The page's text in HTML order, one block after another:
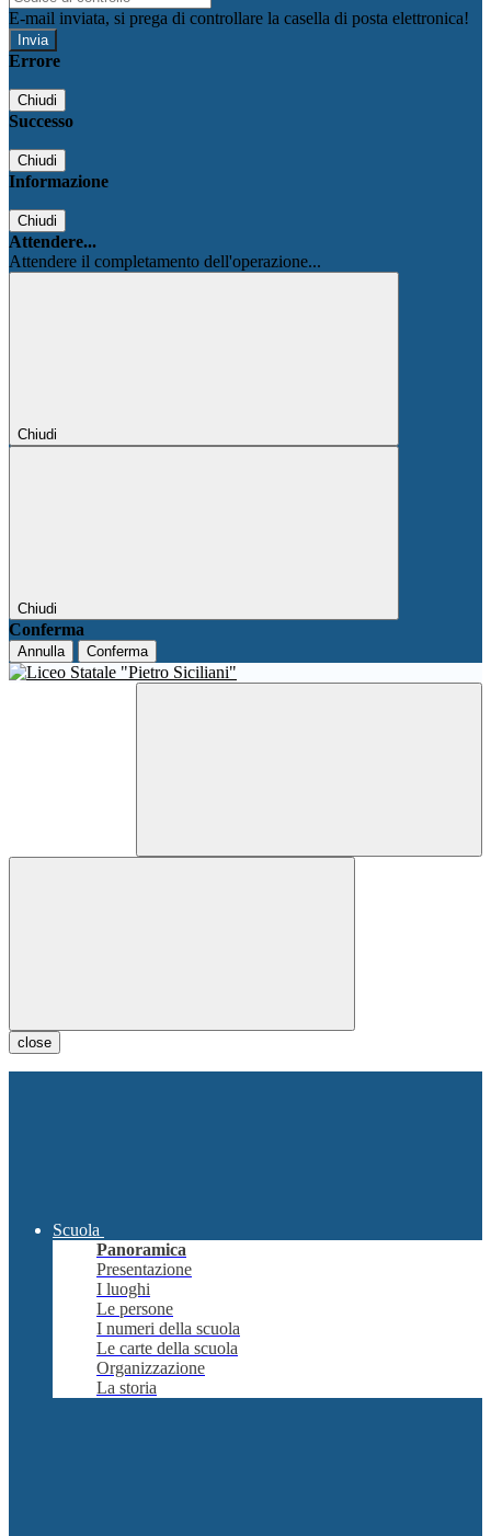
E-mail inviata, si prega di controllare la casella di posta elettronica!
Errore
Chiudi
Successo
Chiudi
Informazione
Chiudi
Attendere...
Attendere il completamento dell'operazione...
Chiudi
Chiudi
Conferma
Annulla Conferma
close
Scuola
Panoramica
Presentazione
I luoghi
Le persone
I numeri della scuola
Le carte della scuola
Organizzazione
La storia